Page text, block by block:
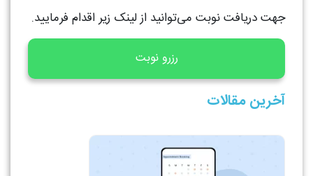
جهت دریافت نوبت می‌توانید از لینک زیر اقدام فرمایید.
رزرو نوبت
آخرین مقالات